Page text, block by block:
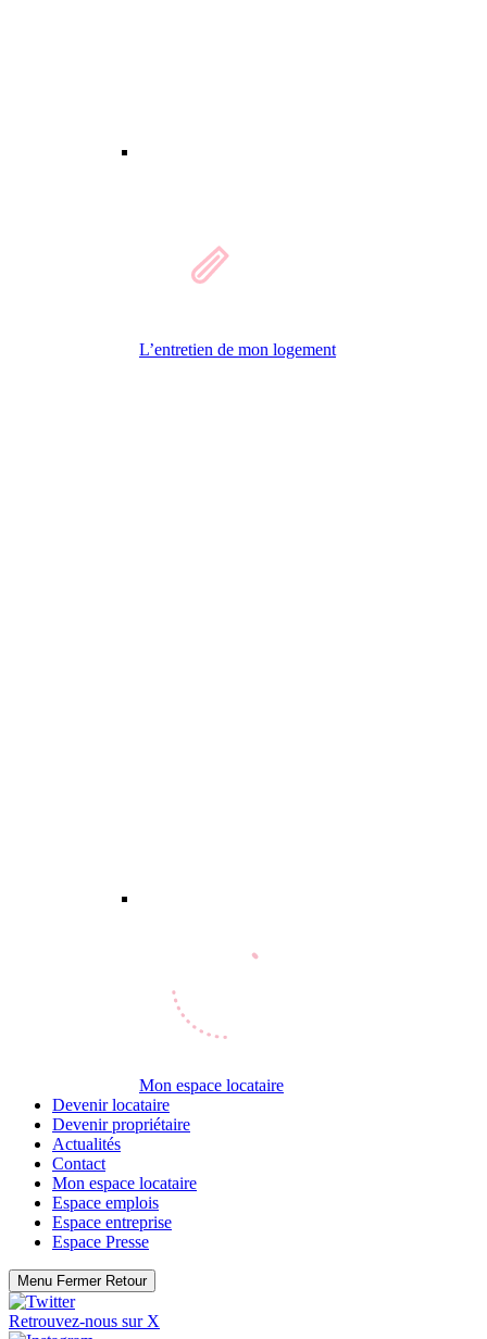
L’entretien de mon logement
Mon espace locataire
Devenir locataire
Devenir propriétaire
Actualités
Contact
Mon espace locataire
Espace emplois
Espace entreprise
Espace Presse
Menu Fermer Retour
Retrouvez-nous sur X